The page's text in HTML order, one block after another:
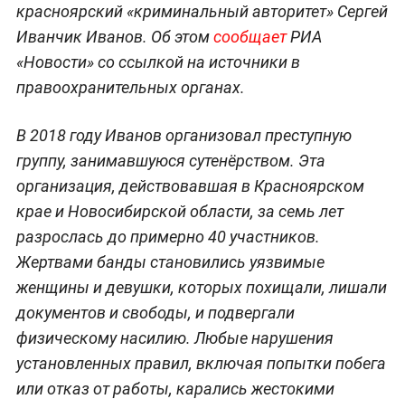
красноярский «криминальный авторитет» Сергей
Иванчик Иванов. Об этомсообщаетРИА
«Новости» со ссылкой на источники в
правоохранительных органах.
В 2018 году Иванов организовал преступную
группу, занимавшуюся сутенёрством. Эта
организация, действовавшая в Красноярском
крае и Новосибирской области, за семь лет
разрослась до примерно 40 участников.
Жертвами банды становились уязвимые
женщины и девушки, которых похищали, лишали
документов и свободы, и подвергали
физическому насилию. Любые нарушения
установленных правил, включая попытки побега
или отказ от работы, карались жестокими